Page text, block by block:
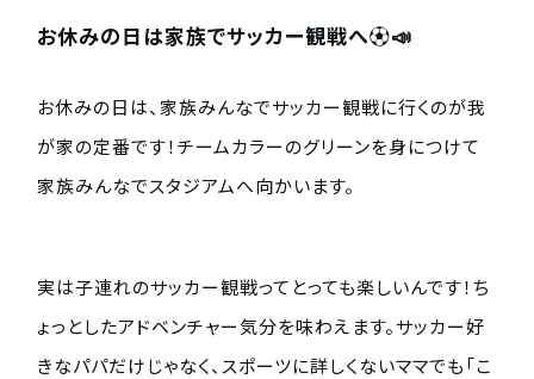
お休みの日は家族でサッカー観戦へ⚽️📣
お休みの日は、家族みんなでサッカー観戦に行くのが我
が家の定番です！チームカラーのグリーンを身につけて
家族みんなでスタジアムへ向かいます。
実は子連れのサッカー観戦ってとっても楽しいんです！ち
ょっとしたアドベンチャー気分を味わえます。サッカー好
きなパパだけじゃなく、スポーツに詳しくないママでも「こ